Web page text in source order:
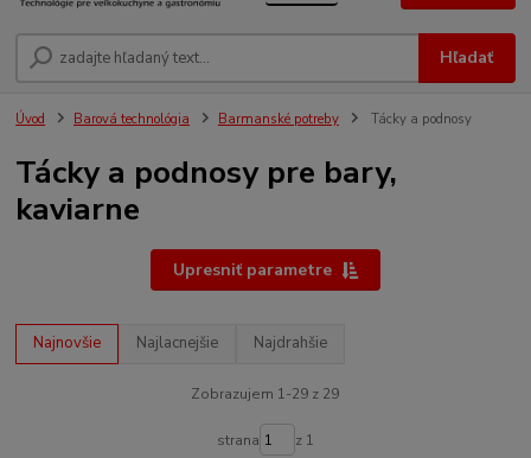
Hľadať
Úvod Barová technológia Barmanské potreby Tácky a podnosy
Tácky a podnosy pre bary,
kaviarne
Upresniť parametre
Najnovšie Najlacnejšie Najdrahšie
Zobrazujem 1-29 z 29
strana z 1